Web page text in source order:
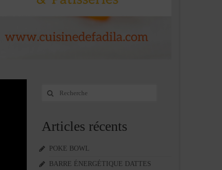
Rechercher
Articles récents
POKE BOWL
BARRE ÉNERGÉTIQUE DATTES